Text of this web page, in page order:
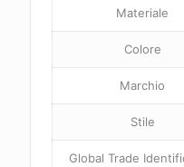
Materiale
Colore
Marchio
Stile
Global Trade